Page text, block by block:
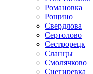
Романовка
Рощино
Свердлова
Сертолово
Сестрорецк
Сланцы
Смолячково
Снегиревка